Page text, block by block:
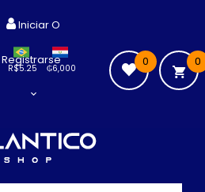
₲6,000
R$5.25
Iniciar O
Registrarse 0
0